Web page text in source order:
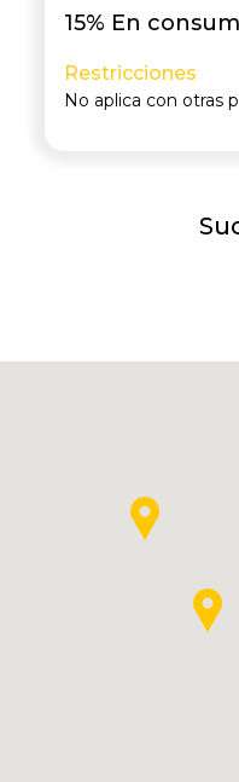
15% En
Restricciones
No aplica con otras